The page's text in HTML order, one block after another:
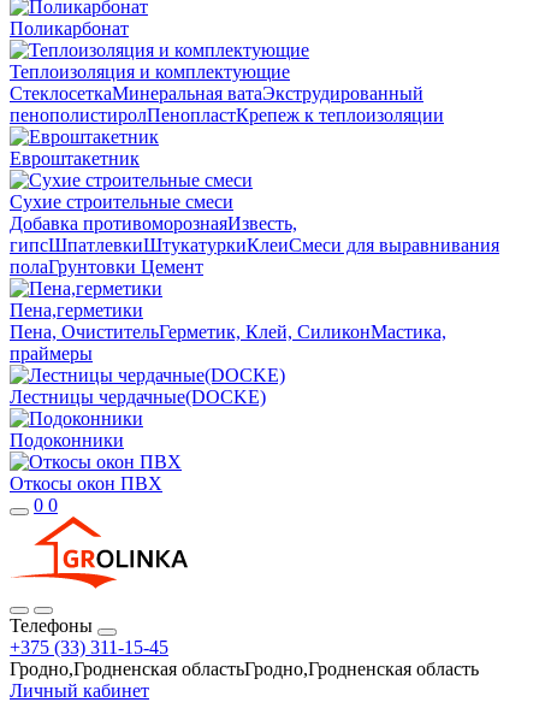
Поликарбонат
Теплоизоляция и комплектующие
СтеклосеткаМинеральная ватаЭкструдированный
пенополистиролПенопластКрепеж к теплоизоляции
Евроштакетник
Сухие строительные смеси
Добавка противоморознаяИзвесть,
гипсШпатлевкиШтукатуркиКлеиСмеси для выравнивания
полаГрунтовки Цемент
Пена,герметики
Пена, ОчистительГерметик, Клей, СиликонМастика,
праймеры
Лестницы чердачные(DOCKE)
Подоконники
Откосы окон ПВХ
0 0
Телефоны
+375 (33) 311-15-45
Гродно,Гродненская областьГродно,Гродненская область
Личный кабинет